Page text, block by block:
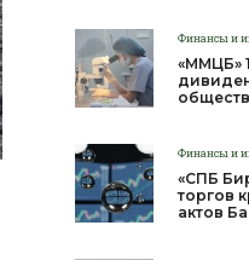
Финансы и
«ММЦБ»
Финансы и
«СПБ
торгов
актов